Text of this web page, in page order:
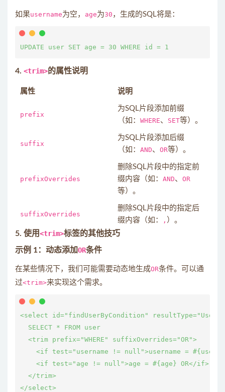
如果username为空， age为30 ，生成的SQL将是：
4. <trim>的属性说明
属性 说明
prefix
为SQL片段添加前缀
（如： WHERE、 SET等）。
suffix
为SQL片段添加后缀
（如： AND、 OR等）。
prefixOverrides
删除SQL片段中的指定前
缀内容（如： AND、 OR
等）。
suffixOverrides
删除SQL片段中的指定后
缀内容（如：
, ）。
5. 使用<trim>标签的其他技巧
示例 1：动态添加OR条件
在某些情况下，我们可能需要动态地生成OR条件。可以通
过<trim>来实现这个需求。
<select id="findUserByCondition" resultType="User">
  SELECT * FROM user
  <trim prefix="WHERE" suffixOverrides="OR">
<if test="username != null">username =
    <if test="age != null">age = #{age} OR</if>
  </trim>